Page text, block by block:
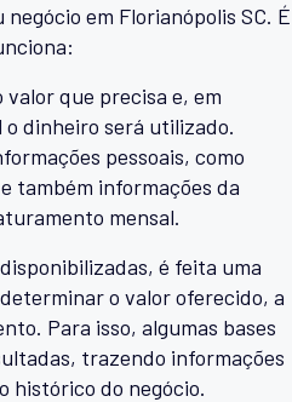
em Florianópolis SC. É
que precisa e, em
dinheiro será utilizado.
pessoais, como
também informações da
mensal.
é feita uma
o valor oferecido, a
Para isso, algumas bases
trazendo informações
histórico do negócio.